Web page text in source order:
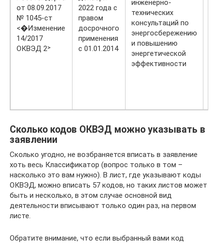
от 08.09.2017
№ 1045-ст
<�Изменение
14/2017
ОКВЭД 2˃
2022 года с
правом
досрочного
применения
с 01.01.2014
инженерно-
технических
консультаций по
энергосбережению
и повышению
энергетической
эффективности
Сколько кодов ОКВЭД можно указывать в
заявлении
Сколько угодно, не возбраняется вписать в заявление
хоть весь Классификатор (вопрос только в том –
насколько это вам нужно). В лист, где указывают коды
ОКВЭД, можно вписать 57 кодов, но таких листов может
быть и несколько, в этом случае основной вид
деятельности вписывают только один раз, на первом
листе.
Обратите внимание, что если выбранный вами код